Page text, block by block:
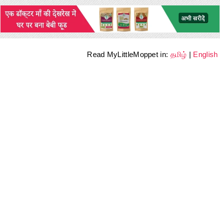
Read MyLittleMoppet in: தமிழ் | English